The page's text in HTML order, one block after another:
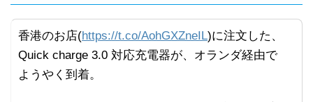
香港のお店(https://t.co/AohGXZneIL)に注文した、
Quick charge 3.0 対応充電器が、オランダ経由で
ようやく到着。